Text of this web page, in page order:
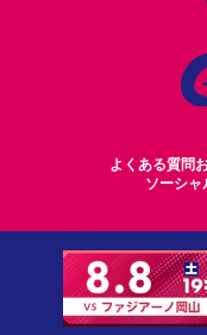
よくある質問
ソーシ